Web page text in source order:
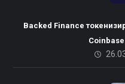
Backed Finance